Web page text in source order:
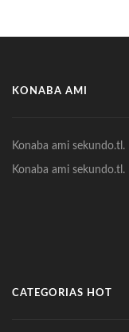
KONABA AMI
Konaba ami sekundo.tl.
Konaba ami sekundo.tl.
CATEGORIAS HOT